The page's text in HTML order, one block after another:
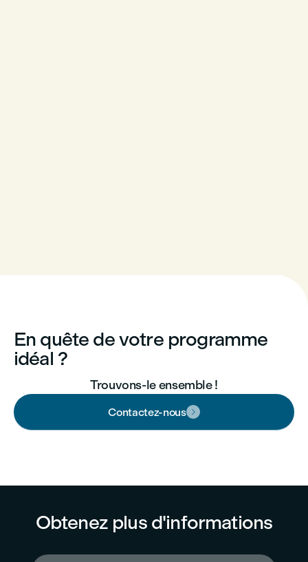
En quête de votre programme
idéal ?
Trouvons-le ensemble !
Contactez-nous 
Obtenez plus d'informations